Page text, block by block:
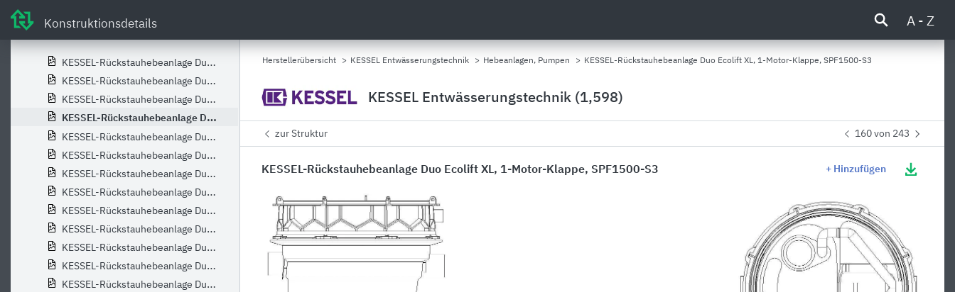
Konstruktionsdetails A - Z
KESSEL-Pumpstation Aquapump XL Tronic, SPF 4500-S3, niedrigster Einbau
KESSEL-Rückschlagklappe für KESSEL-Tauchpumpe KTP 300
KESSEL-Rückstauhebeanlage Duo Ecolift XL, 1-Motor-Klappe, SPF1400-S1
KESSEL-Rückstauhebeanlage Duo Ecolift XL, 1-Motor-Klappe, SPF1400-S3
KESSEL-Rückstauhebeanlage Duo Ecolift XL, 1-Motor-Klappe, SPF1500-S1
KESSEL-Rückstauhebeanlage Duo Ecolift XL, 1-Motor-Klappe, SPF1500-S3
KESSEL-Rückstauhebeanlage Duo Ecolift XL, 1-Motor-Klappe, SPF3000-S1
KESSEL-Rückstauhebeanlage Duo Ecolift XL, 1-Motor-Klappe, SPF3000-S3
KESSEL-Rückstauhebeanlage Duo Ecolift XL, 1-Motor-Klappe, SPF4500-S1
KESSEL-Rückstauhebeanlage Duo Ecolift XL, 1-Motor-Klappe, SPF4500-S3
KESSEL-Rückstauhebeanlage Duo Ecolift XL, 1-Motor-Klappe,SPF1400-S1,T0
KESSEL-Rückstauhebeanlage Duo Ecolift XL, 1-Motor-Klappe,SPF1400-S3,T0
KESSEL-Rückstauhebeanlage Duo Ecolift XL, 1-Motor-Klappe,SPF1500-S1,T0
KESSEL-Rückstauhebeanlage Duo Ecolift XL, 1-Motor-Klappe,SPF1500-S3,T0
KESSEL-Rückstauhebeanlage Duo Ecolift XL, 1-Motor-Klappe,SPF3000-S1,T0
Herstellerübersicht > KESSEL Entwässerungstechnik > Hebeanlagen, Pumpen > KESSEL-Rückstauhebeanlage Duo Ecolift XL, 1-Motor-Klappe, SPF1500-S3
KESSEL Entwässerungstechnik (1,598)
zur Struktur 160 von 243
KESSEL-Rückstauhebeanlage Duo Ecolift XL, 1-Motor-Klappe, SPF1500-S3 + Hinzufügen